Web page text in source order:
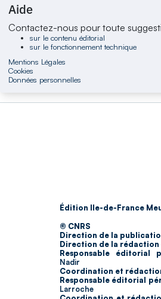
Aide
Contactez-nous pour toute
sur le contenu éditorial
sur le fonctionnement technique
Mentions Légales
Cookies
Données personnelles
Édition Ile-de-France
© CNRS
Direction de la
Direction de la rédaction
Responsable éditorial
Nadir
Coordination et
Responsable éditorial
Larroche